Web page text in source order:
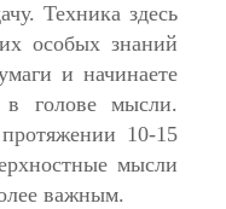
Техника здесь
особых знаний
и начинаете
в голове мысли.
10-15
мысли
важным.